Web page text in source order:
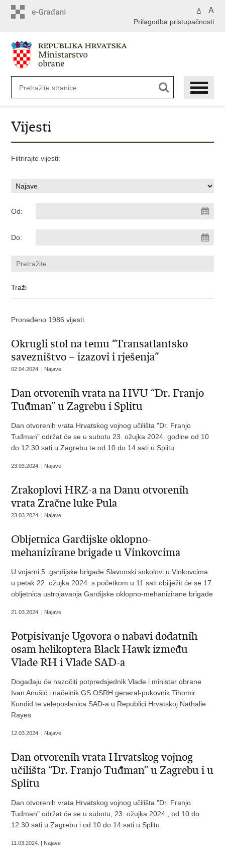
A A
Prilagodba pristupačnosti
Vijesti
Filtrirajte vijesti:
Od:
Do:
Pronađeno 1986 vijesti.
Okrugli stol na temu “Transatlantsko
savezništvo – izazovi i rješenja”
02.04.2024. | Najave
Dan otvorenih vrata na HVU “Dr. Franjo
Tuđman” u Zagrebu i Splitu
Dan otvorenih vrata Hrvatskog vojnog učilišta "Dr. Franjo
Tuđman" održat će se u subotu 23. ožujka 2024. godine od 10
do 12:30 sati u Zagrebu te od 10 do 14 sati u Splitu
23.03.2024. | Najave
Zrakoplovi HRZ-a na Danu otvorenih
vrata Zračne luke Pula
23.03.2024. | Najave
Obljetnica Gardijske oklopno-
mehanizirane brigade u Vinkovcima
U vojarni 5. gardijske brigade Slavonski sokolovi u Vinkovcima
u petak 22. ožujka 2024. s početkom u 11 sati obilježit će se 17.
obljetnica ustrojavanja Gardijske oklopno-mehanizirane brigade
21.03.2024. | Najave
Potpisivanje Ugovora o nabavi dodatnih
osam helikoptera Black Hawk između
Vlade RH i Vlade SAD-a
Događaju će nazočiti potpredsjednik Vlade i ministar obrane
Ivan Anušić i načelnik GS OSRH general-pukovnik Tihomir
Kundid te veleposlanica SAD-a u Republici Hrvatskoj Nathalie
Rayes
12.03.2024. | Najave
Dan otvorenih vrata Hrvatskog vojnog
učilišta “Dr. Franjo Tuđman” u Zagrebu i u
Splitu
Dan otvorenih vrata Hrvatskog vojnog učilišta "Dr. Franjo
Tuđman" održat će se u subotu, 23. ožujka 2024., od 10 do
12:30 sati u Zagrebu i od 10 do 14 sati u Splitu
11.03.2024. | Najave